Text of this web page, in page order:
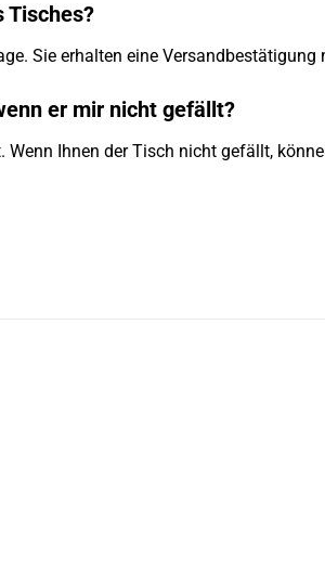
Tisches?
Sie erhalten eine
er mir nicht gefällt?
Wenn Ihnen der Tisch nicht gefällt,